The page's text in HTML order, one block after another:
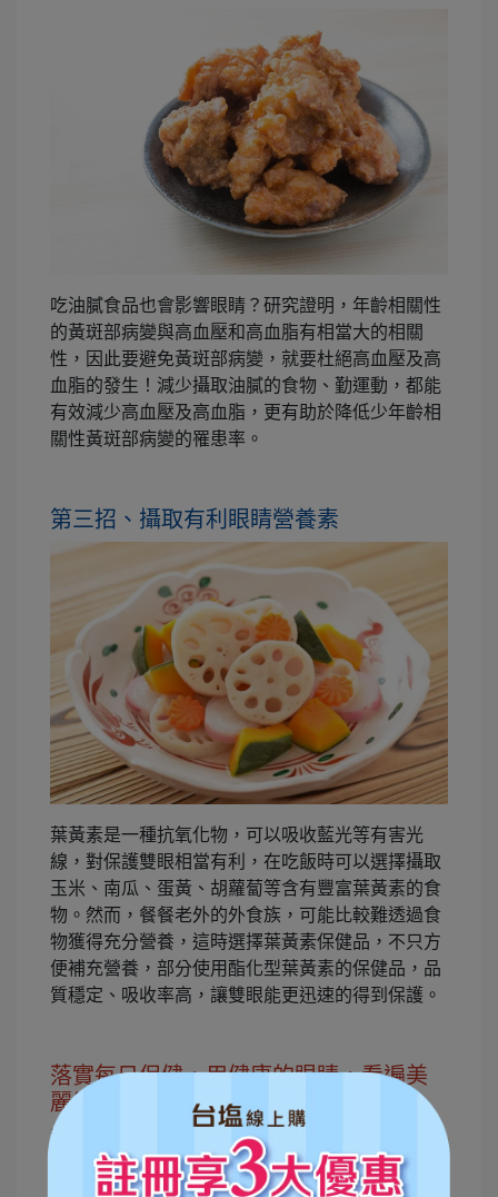
吃油膩食品也會影響眼睛？研究證明，年齡相關性
的黃斑部病變與高血壓和高血脂有相當大的相關
性，因此要避免黃斑部病變，就要杜絕高血壓及高
血脂的發生！減少攝取油膩的食物、勤運動，都能
有效減少高血壓及高血脂，更有助於降低少年齡相
關性黃斑部病變的罹患率。
第三招、攝取有利眼睛營養素
葉黃素是一種抗氧化物，可以吸收藍光等有害光
線，對保護雙眼相當有利，在吃飯時可以選擇攝取
玉米、南瓜、蛋黃、胡蘿蔔等含有豐富葉黃素的食
物。然而，餐餐老外的外食族，可能比較難透過食
物獲得充分營養，這時選擇葉黃素保健品，不只方
便補充營養，部分使用酯化型葉黃素的保健品，品
質穩定、吸收率高，讓雙眼能更迅速的得到保護。
落實每日保健，用健康的眼睛，看遍美
麗風景
近年來，因為智慧手機的發達，長期使用3C產品導
致黃斑部病變是極常見的問題，為了維護眼睛健
康，培養好的用眼習慣、少吃油膩食品並且多攝取